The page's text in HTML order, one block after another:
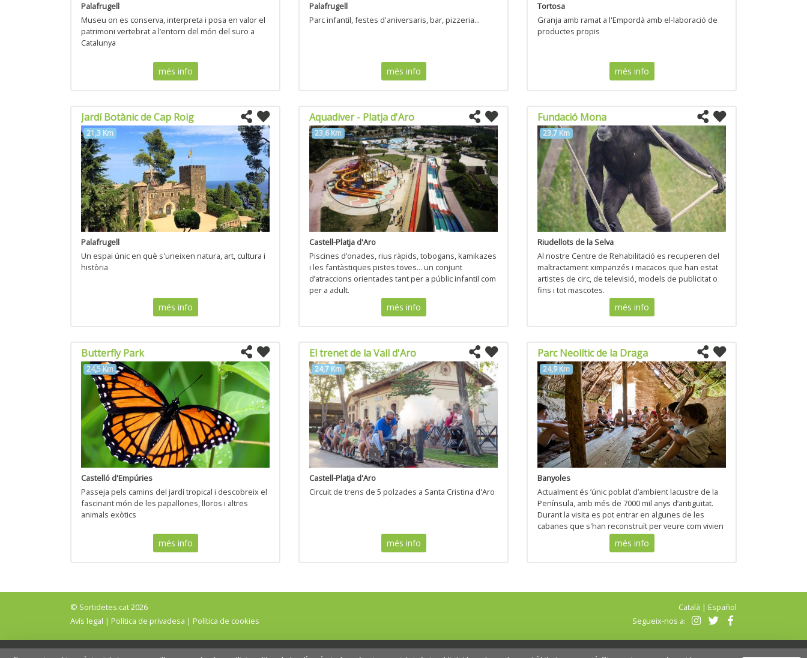
Palafrugell
Museu on es conserva, interpreta i posa en valor el
patrimoni vertebrat a l’entorn del món del suro a
Catalunya
més info
Palafrugell
Parc infantil, festes d'aniversaris, bar, pizzeria...
més info
Tortosa
Granja amb ramat a l'Empordà amb el-laboració de
productes propis
més info
Jardí Botànic de Cap Roig
21,3 Km
Palafrugell
Un espai únic en què s'uneixen natura, art, cultura i
història
més info
Aquadiver - Platja d'Aro
23,6 Km
Castell-Platja d'Aro
Piscines d’onades, rius ràpids, tobogans, kamikazes
i les fantàstiques pistes toves... un conjunt
d’atraccions orientades tant per a públic infantil com
per a adult.
més info
Fundació Mona
23,7 Km
Riudellots de la Selva
Al nostre Centre de Rehabilitació es recuperen del
maltractament ximpanzés i macacos que han estat
artistes de circ, de televisió, models de publicitat o
fins i tot mascotes.
més info
Butterfly Park
24,5 Km
Castelló d'Empúries
Passeja pels camins del jardí tropical i descobreix el
fascinant món de les papallones, lloros i altres
animals exòtics
més info
El trenet de la Vall d'Aro
24,7 Km
Castell-Platja d'Aro
Circuit de trens de 5 polzades a Santa Cristina d'Aro
més info
Parc Neolític de la Draga
24,9 Km
Banyoles
Actualment és ’únic poblat d’ambient lacustre de la
Península, amb més de 7000 mil anys d’antiguitat.
Durant la visita es pot entrar en algunes de les
cabanes que s'han reconstruït per veure com vivien
durant aquest període de la prehistòria.
més info
© Sortidetes.cat 2026 Català | Español
Avís legal | Política de privadesa | Política de cookies Segueix-nos a: